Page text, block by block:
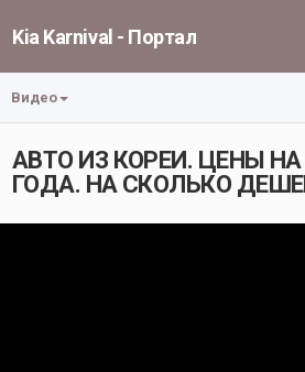
Kia Karnival - Портал
Видео
АВТО ИЗ КОРЕИ. ЦЕНЫ
ГОДА. НА СКОЛЬКО